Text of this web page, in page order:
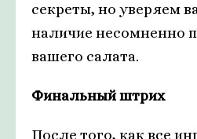
секреты, но уверяем
наличие несомненно
вашего салата.
Финальный штрих
После того, как все